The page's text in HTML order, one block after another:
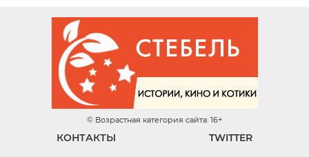
© Возрастная категория сайта: 16+
КОНТАКТЫ TWITTER